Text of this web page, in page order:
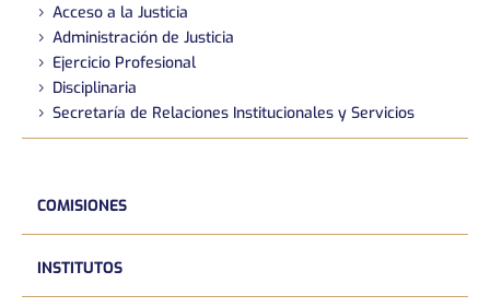
Acceso a la Justicia
Administración de Justicia
Ejercicio Profesional
Disciplinaria
Secretaría de Relaciones Institucionales y Servicios
COMISIONES
INSTITUTOS